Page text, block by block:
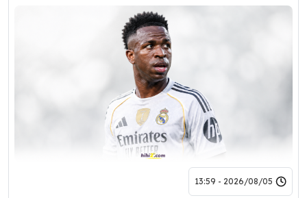
2026/08/05 - 13:59